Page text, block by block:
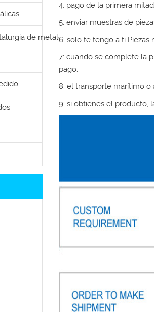
de metales en po
4: pago de la primera
5: enviar muestras de
6: solo te tengo a ti Piezas
7: cuando se complete la
pago.
8: el transporte marítimo o
9: si obtienes el producto,